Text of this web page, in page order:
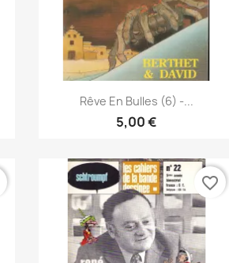
Anteprima
Rêve En Bulles (6) -...
5,00 €
favorite_border